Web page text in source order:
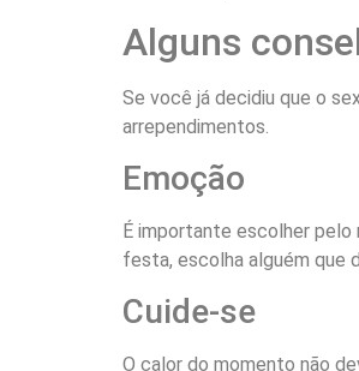
Alguns
Se você já decidiu que o
arrependimentos.
Emoção
É importante escolher pelo
festa, escolha alguém que
Cuide-se
O calor do momento não